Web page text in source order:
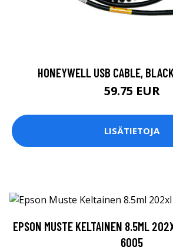
HONEYWELL USB CABLE,
59.75 EUR
LISÄTIETOJA
EPSON MUSTE KELTAINEN 8.5ML
6005